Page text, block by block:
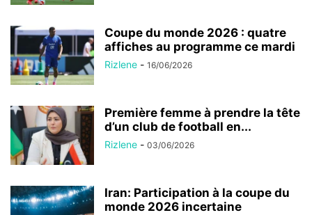
Coupe du monde 2026 : quatre
affiches au programme ce mardi
Rizlene - 16/06/2026
Première femme à prendre la tête
d’un club de football en...
Rizlene - 03/06/2026
Iran: Participation à la coupe du
monde 2026 incertaine